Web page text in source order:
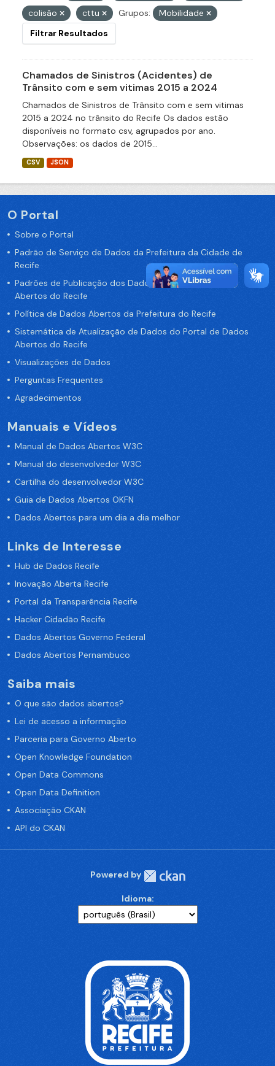
colisão
cttu Grupos:
Mobilidade
Filtrar Resultados
Chamados de Sinistros (Acidentes) de
Trânsito com e sem vitimas 2015 a 2024
Chamados de Sinistros de Trânsito com e sem vitimas
2015 a 2024 no trânsito do Recife Os dados estão
disponíveis no formato csv, agrupados por ano.
Observações: os dados de 2015...
CSV JSON
O Portal
Sobre o Portal
Padrão de Serviço de Dados da Prefeitura da Cidade de
Recife
Padrões de Publicação dos Dados no Portal de Dados
Abertos do Recife
Política de Dados Abertos da Prefeitura do Recife
Sistemática de Atualização de Dados do Portal de Dados
Abertos do Recife
Visualizações de Dados
Perguntas Frequentes
Agradecimentos
Manuais e Vídeos
Manual de Dados Abertos W3C
Manual do desenvolvedor W3C
Cartilha do desenvolvedor W3C
Guia de Dados Abertos OKFN
Dados Abertos para um dia a dia melhor
Links de Interesse
Hub de Dados Recife
Inovação Aberta Recife
Portal da Transparência Recife
Hacker Cidadão Recife
Dados Abertos Governo Federal
Dados Abertos Pernambuco
Saiba mais
O que são dados abertos?
Lei de acesso a informação
Parceria para Governo Aberto
Open Knowledge Foundation
Open Data Commons
Open Data Definition
Associação CKAN
API do CKAN
Powered by
Idioma